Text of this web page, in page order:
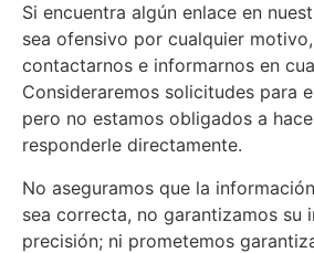
Si encuentra algún enlace en
sea ofensivo por cualquier
contactarnos e informarnos en
Consideraremos solicitudes para
pero no estamos obligados a
responderle directamente.
No aseguramos que la
sea correcta, no garantizamos su
precisión; ni prometemos